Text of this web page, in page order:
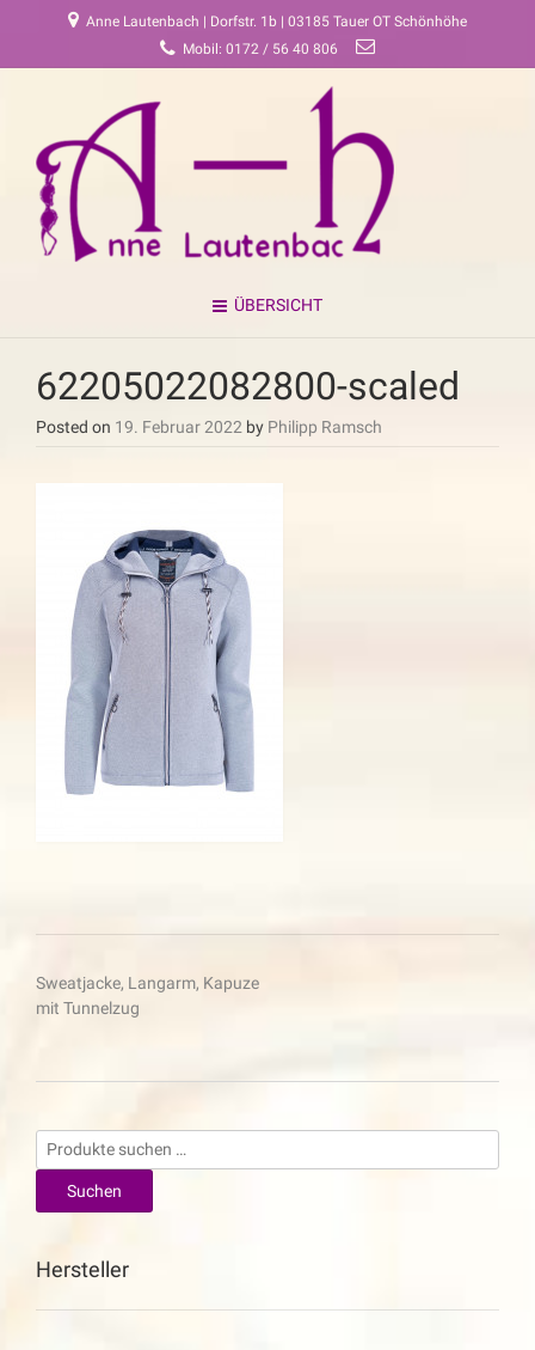
Anne Lautenbach | Dorfstr. 1b | 03185 Tauer OT Schönhöhe
Mobil: 0172 / 56 40 806
ÜBERSICHT
62205022082800-scaled
Posted on 19. Februar 2022 by Philipp Ramsch
Beitragsnavigation
Sweatjacke, Langarm, Kapuze
mit Tunnelzug
Suchen
nach:
Suchen
Hersteller